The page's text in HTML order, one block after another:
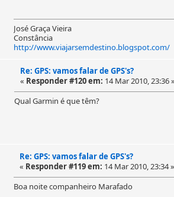
José Graça Vieira
Constância
http://www.viajarsemdestino.blogspot.com/
Re: GPS: vamos falar de GPS's?
« Responder #120 em: 14 Mar 2010, 23:36
Qual Garmin é que têm?
Re: GPS: vamos falar de GPS's?
« Responder #119 em: 14 Mar 2010, 23:34 »
Boa noite companheiro Marafado